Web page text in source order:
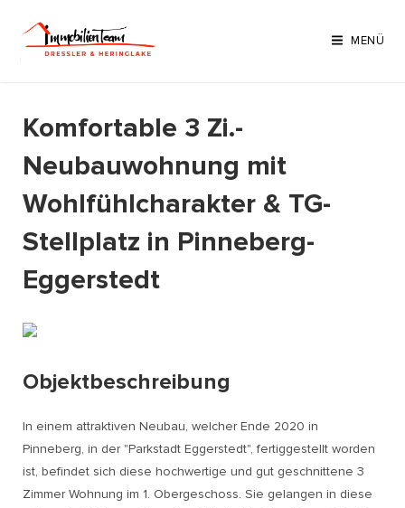
Inhalt
springen
MENÜ
Komfortable 3 Zi.-
Neubauwohnung mit
Wohlfühlcharakter & TG-
Stellplatz in Pinneberg-
Eggerstedt
Objektbeschreibung
In einem attraktiven Neubau, welcher Ende 2020 in
Pinneberg, in der "Parkstadt Eggerstedt", fertiggestellt worden
ist, befindet sich diese hochwertige und gut geschnittene 3
Zimmer Wohnung im 1. Obergeschoss. Sie gelangen in diese